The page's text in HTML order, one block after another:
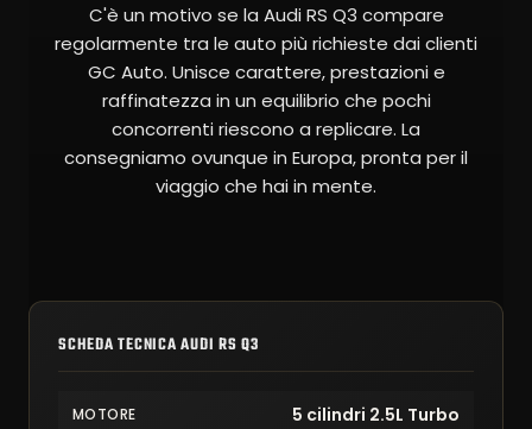
C'è un motivo se la Audi RS Q3 compare
regolarmente tra le auto più richieste dai clienti
GC Auto. Unisce carattere, prestazioni e
raffinatezza in un equilibrio che pochi
concorrenti riescono a replicare. La
consegniamo ovunque in Europa, pronta per il
viaggio che hai in mente.
SCHEDA TECNICA AUDI RS Q3
MOTORE 5 cilindri 2.5L Turbo